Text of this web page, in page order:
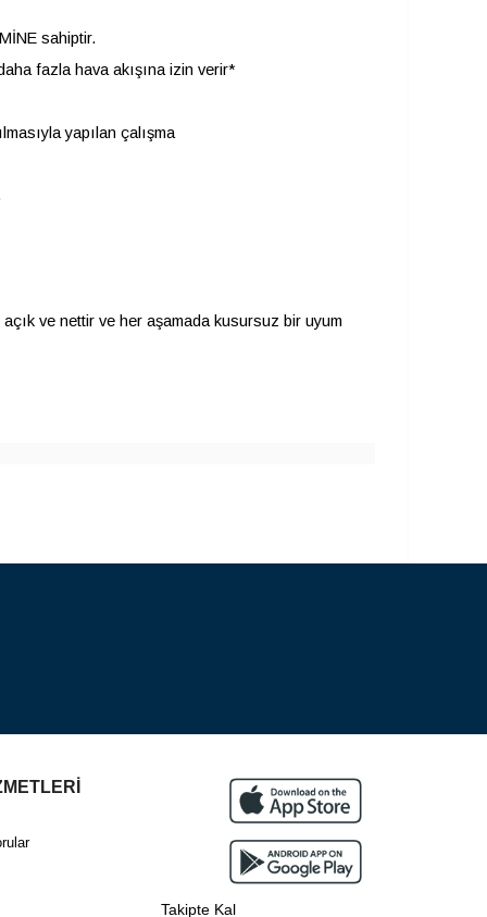
sahiptir.
fazla hava akışına izin verir*
yapılan çalışma
ve nettir ve her aşamada kusursuz bir uyum
Takipte Kal